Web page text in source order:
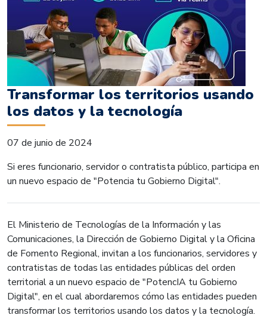
Transformar los territorios usando
los datos y la tecnología
07 de junio de 2024
Si eres funcionario, servidor o contratista público, participa en
un nuevo espacio de "Potencia tu Gobierno Digital".
El Ministerio de Tecnologías de la Información y las
Comunicaciones, la Dirección de Gobierno Digital y la Oficina
de Fomento Regional, invitan a los funcionarios, servidores y
contratistas de todas las entidades públicas del orden
territorial a un nuevo espacio de "PotencIA tu Gobierno
Digital", en el cual abordaremos cómo las entidades pueden
transformar los territorios usando los datos y la tecnología.